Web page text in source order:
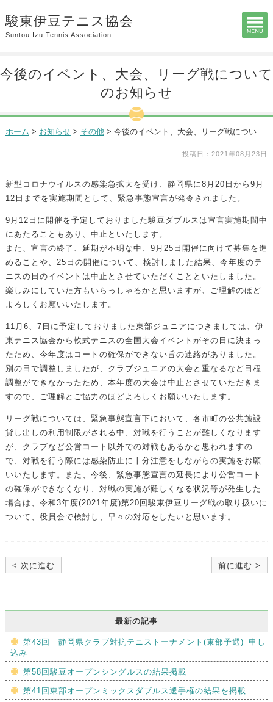
駿東伊豆テニス協会
Suntou Izu Tennis Association
今後のイベント、大会、リーグ戦について
のお知らせ
ホーム > お知らせ> その他> 今後のイベント、大会、リーグ戦についてのお知らせ
投稿日：2021年08月23日
新型コロナウイルスの感染急拡大を受け、静岡県に8月20日から9月
12日までを実施期間として、緊急事態宣言が発令されました。
9月12日に開催を予定しておりました駿豆ダブルスは宣言実施期間中
にあたることもあり、中止といたします。
また、宣言の終了、延期が不明な中、9月25日開催に向けて募集を進
めることや、25日の開催について、検討しました結果、今年度のテ
ニスの日のイベントは中止とさせていただくことといたしました。
楽しみにしていた方もいらっしゃるかと思いますが、ご理解のほど
よろしくお願いいたします。
11月6、7日に予定しておりました東部ジュニアにつきましては、伊
東テニス協会から軟式テニスの全国大会イベントがその日に決まっ
たため、今年度はコートの確保ができない旨の連絡がありました。
別の日で調整しましたが、クラブジュニアの大会と重なるなど日程
調整ができなかったため、本年度の大会は中止とさせていただきま
すので、ご理解とご協力のほどよろしくお願いいたします。
リーグ戦については、緊急事態宣言下において、各市町の公共施設
貸し出しの利用制限がされる中、対戦を行うことが難しくなります
が、クラブなど公営コート以外での対戦もあるかと思われますの
で、対戦を行う際には感染防止に十分注意をしながらの実施をお願
いいたします。また、今後、緊急事態宣言の延長により公営コート
の確保ができなくなり、対戦の実施が難しくなる状況等が発生した
場合は、令和3年度(2021年度)第20回駿東伊豆リーグ戦の取り扱いに
ついて、役員会で検討し、早々の対応をしたいと思います。
前に進む >
< 次に進む
最新の記事
第43回 静岡県クラブ対抗テニストーナメント(東部予選)_申し
込み
第58回駿豆オープンシングルスの結果掲載
第41回東部オープンミックスダブルス選手権の結果を掲載